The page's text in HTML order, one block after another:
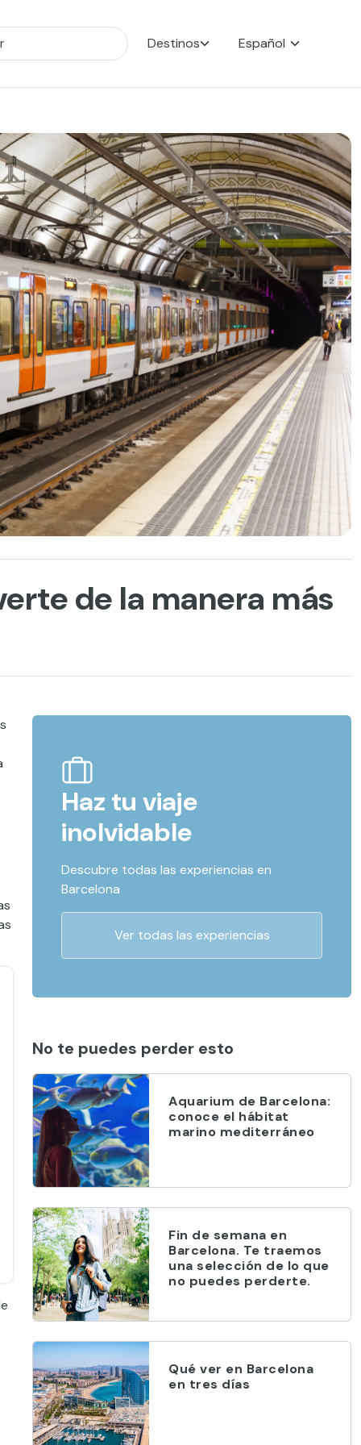
Destinos Español
de la manera más
Haz tu viaje
inolvidable
Descubre todas las experiencias en
Barcelona
Ver todas las experiencias
No te puedes perder esto
Aquarium de Barcelona:
conoce el hábitat
marino mediterráneo
Fin de semana en
Barcelona. Te traemos
una selección de lo que
no puedes perderte.
Qué ver en Barcelona
en tres días